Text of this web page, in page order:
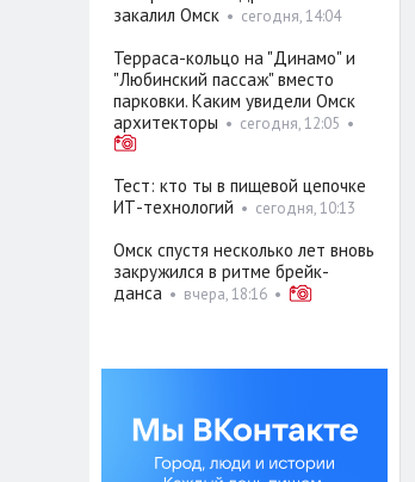
закалил Омск• сегодня, 14:04
Терраса-кольцо на "Динамо" и
"Любинский пассаж" вместо
парковки. Каким увидели Омск
архитекторы • сегодня, 12:05 •
Тест: кто ты в пищевой цепочке
ИТ-технологий • сегодня, 10:13
Омск спустя несколько лет вновь
закружился в ритме брейк-
данса• вчера, 18:16•